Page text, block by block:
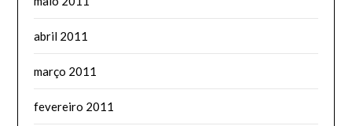
abril 2011
março 2011
fevereiro 2011